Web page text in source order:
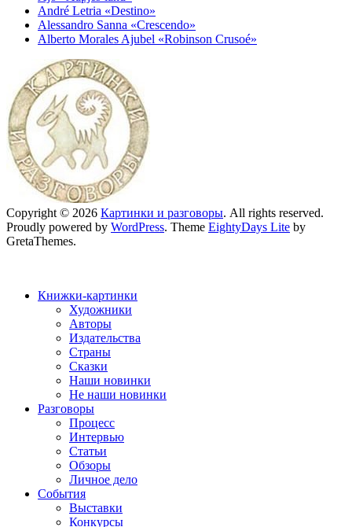
André Letria «Destino»
Alessandro Sanna «Crescendo»
Alberto Morales Ajubel «Robinson Crusoé»
Copyright © 2026 Картинки и разговоры. All rights reserved.
Proudly powered by WordPress. Theme EightyDays Lite by
GretaThemes.
Книжки-картинки
Художники
Авторы
Издательства
Страны
Сказки
Наши новинки
Не наши новинки
Разговоры
Процесс
Интервью
Статьи
Обзоры
Личное дело
События
Выставки
Конкурсы